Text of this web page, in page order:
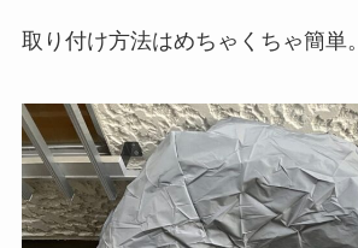
取り付け方法はめちゃくちゃ簡単。